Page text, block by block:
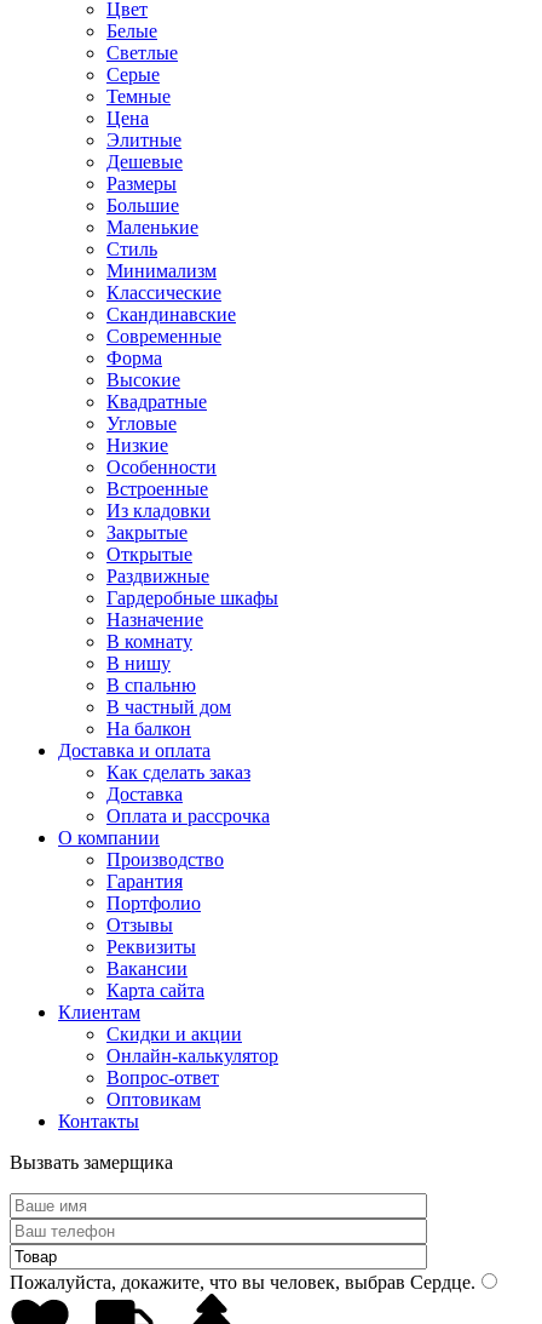
Цвет
Белые
Светлые
Серые
Темные
Цена
Элитные
Дешевые
Размеры
Большие
Маленькие
Стиль
Минимализм
Классические
Скандинавские
Современные
Форма
Высокие
Квадратные
Угловые
Низкие
Особенности
Встроенные
Из кладовки
Закрытые
Открытые
Раздвижные
Гардеробные шкафы
Назначение
В комнату
В нишу
В спальню
В частный дом
На балкон
Доставка и оплата
Как сделать заказ
Доставка
Оплата и рассрочка
О компании
Производство
Гарантия
Портфолио
Отзывы
Реквизиты
Вакансии
Карта сайта
Клиентам
Скидки и акции
Онлайн-калькулятор
Вопрос-ответ
Оптовикам
Контакты
Вызвать замерщика
Пожалуйста, докажите, что вы человек, выбрав Сердце.